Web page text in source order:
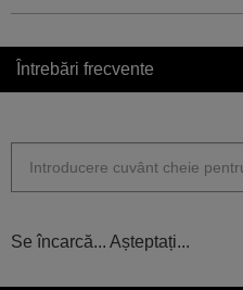
Întrebări frecvente
Se încarcă... Așteptați...